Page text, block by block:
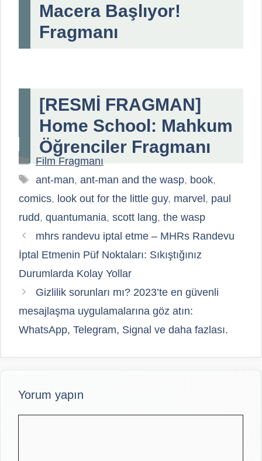
Macera Başlıyor!
Fragmanı
[RESMİ FRAGMAN]
Home School: Mahkum
Öğrenciler Fragmanı
Kategoriler
Film Fragmanı
Etiketler
ant-man, ant-man and the wasp, book,
comics, look out for the little guy, marvel, paul
rudd, quantumania, scott lang, the wasp
mhrs randevu iptal etme – MHRs Randevu
İptal Etmenin Püf Noktaları: Sıkıştığınız
Durumlarda Kolay Yollar
Gizlilik sorunları mı? 2023’te en güvenli
mesajlaşma uygulamalarına göz atın:
WhatsApp, Telegram, Signal ve daha fazlası.
Yorum yapın